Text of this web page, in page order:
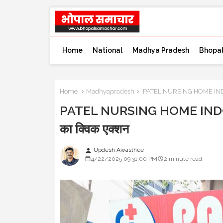
Home National Madhya Pradesh Bhopal
Home Madhyapradesh PATEL NURSING HOME
PATEL NURSING HOME
का क्विक एक्शन
person Updesh Awasthee
4/22/2025 09:31:00 PM
2 minute read